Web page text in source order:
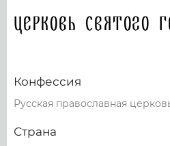
Церковь Святого
Конфессия
Русская православная
Страна